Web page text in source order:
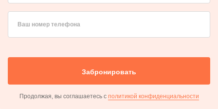
Ваш номер телефона
Забронировать
Продолжая, вы соглашаетесь с политикой конфиденциальности